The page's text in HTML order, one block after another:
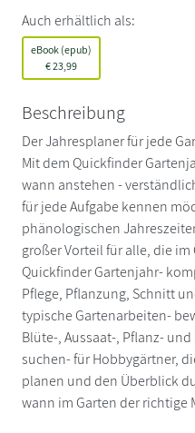
Auch erhältlich als:
eBook (epub)
€23,99
Beschreibung
Der Jahresplaner für jede
Mit dem Quickfinder
wann anstehen -
für jede Aufgabe kennen
phänologischen
großer Vorteil für alle, die
Quickfinder Gartenjahr-
Pflege, Pflanzung, Schnitt
typische Gartenarbeiten-
Blüte-, Aussaat-, Pflanz-
suchen- für Hobbygärtner,
planen und den Überblick
wann im Garten der richtige